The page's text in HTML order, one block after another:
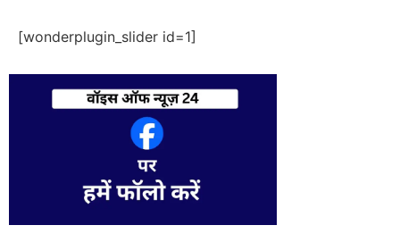
[wonderplugin_slider id=1]